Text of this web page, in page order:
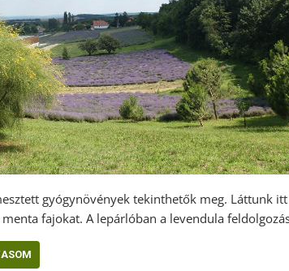
gyógynövények tekinthetők meg. Láttunk
fajokat. A lepárlóban a levendula